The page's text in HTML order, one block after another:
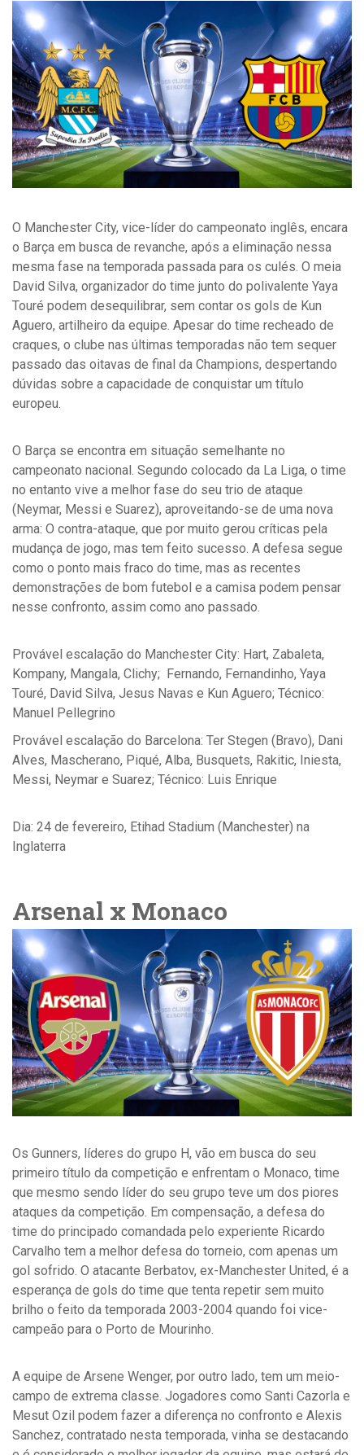
O Manchester City, vice-líder do campeonato inglês, encara
o Barça em busca de revanche, após a eliminação nessa
mesma fase na temporada passada para os culés. O meia
David Silva, organizador do time junto do polivalente Yaya
Touré podem desequilibrar, sem contar os gols de Kun
Aguero, artilheiro da equipe. Apesar do time recheado de
craques, o clube nas últimas temporadas não tem sequer
passado das oitavas de final da Champions, despertando
dúvidas sobre a capacidade de conquistar um título
europeu.
O Barça se encontra em situação semelhante no
campeonato nacional. Segundo colocado da La Liga, o time
no entanto vive a melhor fase do seu trio de ataque
(Neymar, Messi e Suarez), aproveitando-se de uma nova
arma: O contra-ataque, que por muito gerou críticas pela
mudança de jogo, mas tem feito sucesso. A defesa segue
como o ponto mais fraco do time, mas as recentes
demonstrações de bom futebol e a camisa podem pensar
nesse confronto, assim como ano passado.
Provável escalação do Manchester City: Hart, Zabaleta,
Kompany, Mangala, Clichy; Fernando, Fernandinho, Yaya
Touré, David Silva, Jesus Navas e Kun Aguero; Técnico:
Manuel Pellegrino
Provável escalação do Barcelona: Ter Stegen (Bravo), Dani
Alves, Mascherano, Piqué, Alba, Busquets, Rakitic, Iniesta,
Messi, Neymar e Suarez; Técnico: Luis Enrique
Dia: 24 de fevereiro, Etihad Stadium (Manchester) na
Inglaterra
Arsenal x Monaco
Os Gunners, líderes do grupo H, vão em busca do seu
primeiro título da competição e enfrentam o Monaco, time
que mesmo sendo líder do seu grupo teve um dos piores
ataques da competição. Em compensação, a defesa do
time do principado comandada pelo experiente Ricardo
Carvalho tem a melhor defesa do torneio, com apenas um
gol sofrido. O atacante Berbatov, ex-Manchester United, é a
esperança de gols do time que tenta repetir sem muito
brilho o feito da temporada 2003-2004 quando foi vice-
campeão para o Porto de Mourinho.
A equipe de Arsene Wenger, por outro lado, tem um meio-
campo de extrema classe. Jogadores como Santi Cazorla e
Mesut Ozil podem fazer a diferença no confronto e Alexis
Sanchez, contratado nesta temporada, vinha se destacando